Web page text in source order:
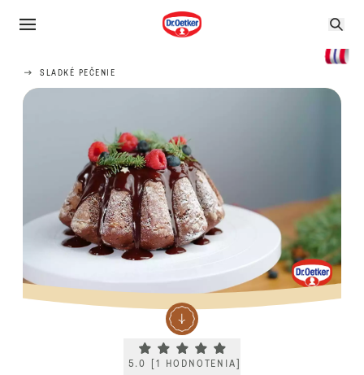
SLADKÉ PEČENIE
Current rating 5.0. Click to rate.
5.0 1 HODNOTENIA